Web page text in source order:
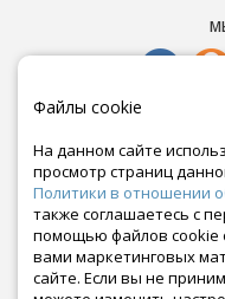
Файлы cookie
На данном сайте
просмотр страниц
Политики в отношении
также соглашаетесь с
помощью файлов cookie
вами маркетинговых
сайте. Если вы не